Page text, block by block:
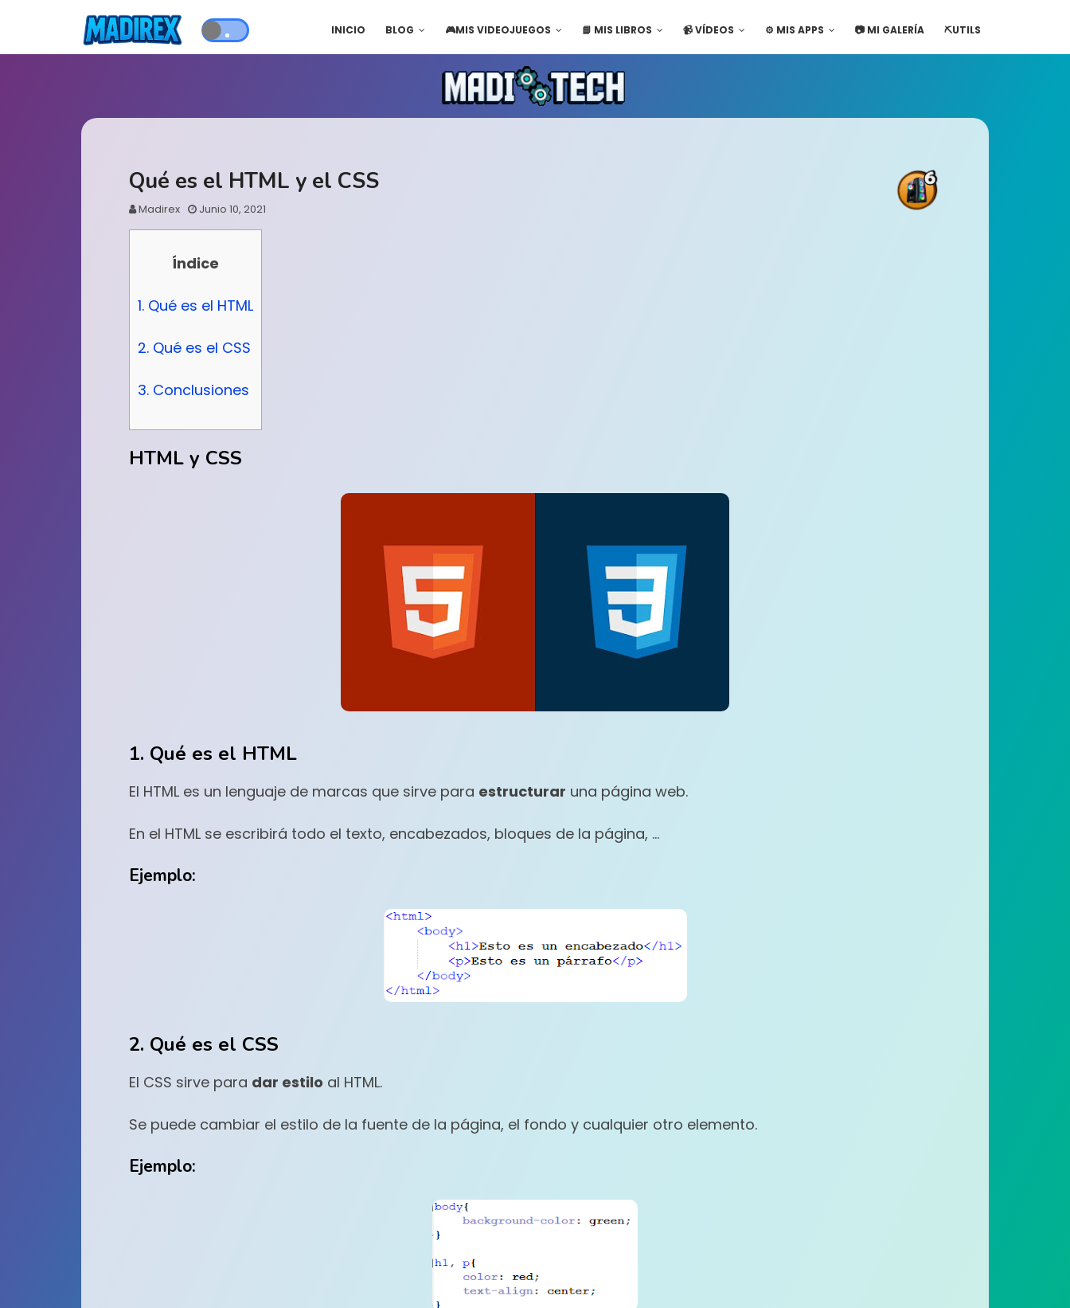
INICIO BLOG 🎮MIS VIDEOJUEGOS 📘 MIS LIBROS 📹 VÍDEOS ⚙️ MIS APPS 📷 MI GALERÍA ⛏️UTILS
Qué es el HTML y el CSS
Madirex Junio 10, 2021
Índice
1. Qué es el HTML
2. Qué es el CSS
3. Conclusiones
HTML y CSS
1. Qué es el HTML
El HTML es un lenguaje de marcas que sirve para estructurar una página web.
En el HTML se escribirá todo el texto, encabezados, bloques de la página, ...
Ejemplo:
2. Qué es el CSS
El CSS sirve para dar estilo al HTML.
Se puede cambiar el estilo de la fuente de la página, el fondo y cualquier otro elemento.
Ejemplo: